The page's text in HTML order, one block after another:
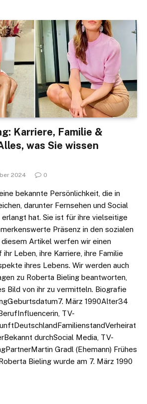
Karriere, Familie &
was Sie wissen
2024 0
bekannte Persönlichkeit, die in
darunter Fernsehen und Social
hat. Sie ist für ihre vielseitige
Präsenz in den sozialen
Artikel werfen wir einen
Leben, ihre Karriere, ihre Familie
ihres Lebens. Wir werden auch
zu Roberta Bieling beantworten,
Bild von ihr zu vermitteln. Biografie
März 1990Alter34
TV-
durchSocial Media, TV-
Gradl (Ehemann) Frühes
Bieling wurde am 7. März 1990